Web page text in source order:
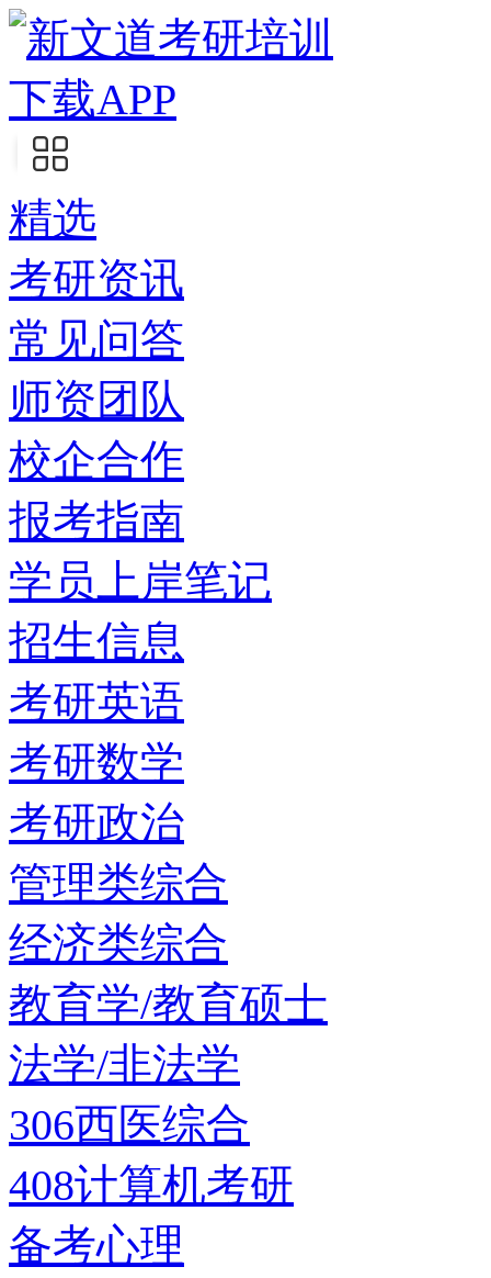
下载APP
精选
考研资讯
常见问答
师资团队
校企合作
报考指南
学员上岸笔记
招生信息
考研英语
考研数学
考研政治
管理类综合
经济类综合
教育学/教育硕士
法学/非法学
306西医综合
408计算机考研
备考心理